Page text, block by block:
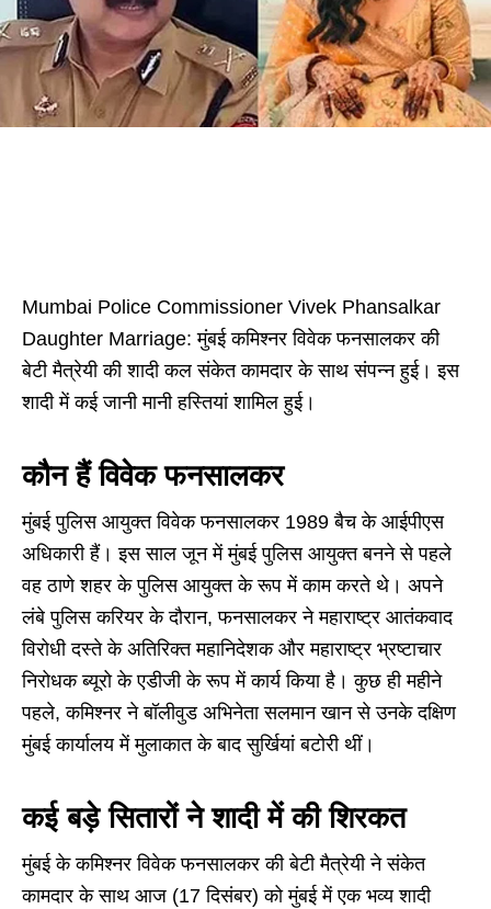
Mumbai Police Commissioner Vivek Phansalkar
Daughter Marriage: मुंबई कमिश्नर विवेक फनसालकर की
बेटी मैत्रेयी की शादी कल संकेत कामदार के साथ संपन्न हुई। इस
शादी में कई जानी मानी हस्तियां शामिल हुई।
कौन हैं विवेक फनसालकर
मुंबई पुलिस आयुक्त विवेक फनसालकर 1989 बैच के आईपीएस
अधिकारी हैं। इस साल जून में मुंबई पुलिस आयुक्त बनने से पहले
वह ठाणे शहर के पुलिस आयुक्त के रूप में काम करते थे। अपने
लंबे पुलिस करियर के दौरान, फनसालकर ने महाराष्ट्र आतंकवाद
विरोधी दस्ते के अतिरिक्त महानिदेशक और महाराष्ट्र भ्रष्टाचार
निरोधक ब्यूरो के एडीजी के रूप में कार्य किया है। कुछ ही महीने
पहले, कमिश्नर ने बॉलीवुड अभिनेता सलमान खान से उनके दक्षिण
मुंबई कार्यालय में मुलाकात के बाद सुर्खियां बटोरी थीं।
कई बड़े सितारों ने शादी में की शिरकत
मुंबई के कमिश्नर विवेक फनसालकर की बेटी मैत्रेयी ने संकेत
कामदार के साथ आज (17 दिसंबर) को मुंबई में एक भव्य शादी